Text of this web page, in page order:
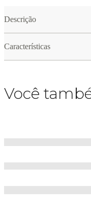
Descrição
Características
Você